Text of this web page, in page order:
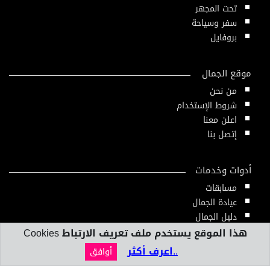
تحت المجهر
سفر وسياحة
بروفايل
موقع الجمال
من نحن
شروط الإستخدام
اعلن معنا
إتصل بنا
أدوات وخدمات
مسابقات
عيادة الجمال
دليل الجمال
أدوات ومقاييس
هذا الموقع يستخدم ملف تعريف الارتباط Cookies
..اعرف أكثر
أوافق